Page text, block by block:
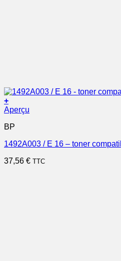
+
Aperçu
BP
1492A003 / E 16 – toner
37,56 € TTC